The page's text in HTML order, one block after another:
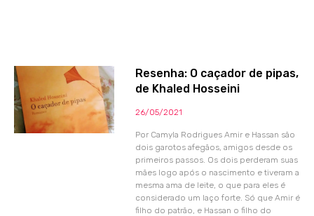
Resenha: O caçador de pipas,
de Khaled Hosseini
26/05/2021
Por Camyla Rodrigues Amir e Hassan são
dois garotos afegãos, amigos desde os
primeiros passos. Os dois perderam suas
mães logo após o nascimento e tiveram a
mesma ama de leite, o que para eles é
considerado um laço forte. Só que Amir é
filho do patrão, e Hassan o filho do